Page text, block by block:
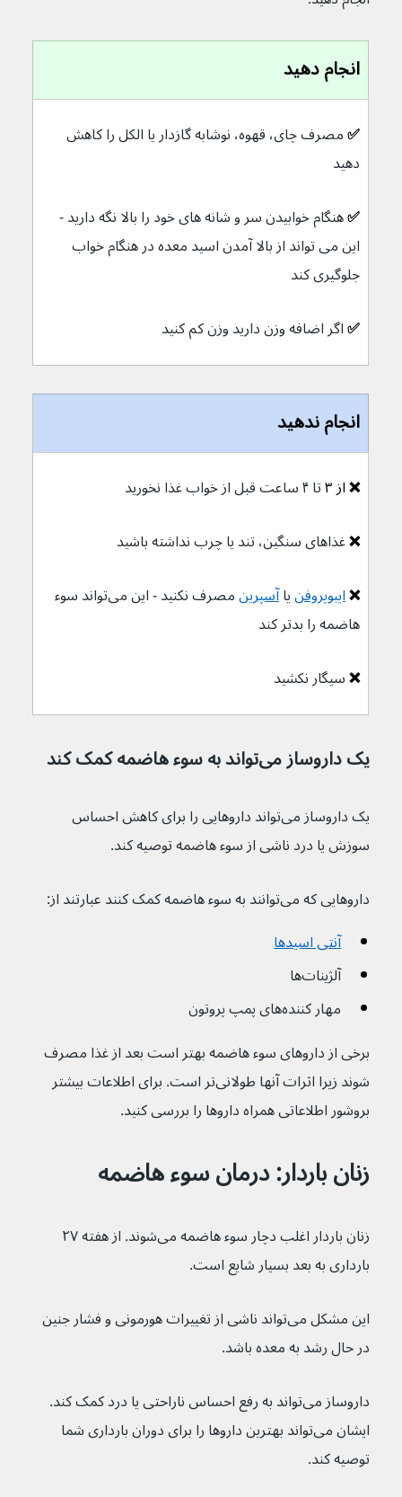
انجام دهید
✅ مصرف چای، قهوه، نوشابه گازدار یا الکل را کاهش
دهید
✅ هنگام خوابیدن سر و شانه های خود را بالا نگه دارید -
این می تواند از بالا آمدن اسید معده در هنگام خواب
جلوگیری کند
✅ اگر اضافه وزن دارید وزن کم کنید
انجام ندهید
❌ از۳ تا ۴ ساعت قبل از خواب غذا نخورید
❌ غذاهای سنگین، تند یا چرب نداشته باشید
❌ ایبوپروفنیا آسپرین
مصرف نکنید - این می‌تواند سوء
هاضمه را بدتر کند
❌ سیگار نکشید
یک داروساز می‌تواند به سوء هاضمه کمک کند
یک داروساز می‌‌تواند داروهایی را برای کاهش احساس
سوزش یا درد ناشی از سوء هاضمه توصیه کند.
داروهایی که می‌توانند به سوء هاضمه کمک کنند عبارتند از:
آنتی اسیدها
آلژینات‌ها
مهار کننده‌های پمپ پروتون
برخی از داروهای سوء هاضمه بهتر است بعد از غذا مصرف
شوند زیرا اثرات آنها طولانی‌تر است. برای اطلاعات بیشتر
بروشور اطلاعاتی همراه داروها را بررسی کنید.
زنان باردار: درمان سوء هاضمه
بارداری به بعد بسیار شایع است.
این مشکل می‌تواند ناشی از تغییرات هورمونی و فشار جنین
در حال رشد به معده باشد.
داروساز می‌تواند به رفع احساس ناراحتی یا درد کمک کند.
ایشان می‌تواند بهترین داروها را برای دوران بارداری شما
توصیه کند.